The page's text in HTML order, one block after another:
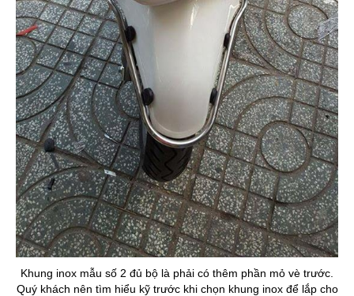
Khung inox mẫu số 2 đủ bộ là phải có thêm phần mỏ vè trước.
Quý khách nên tìm hiểu kỹ trước khi chọn khung inox để lắp cho